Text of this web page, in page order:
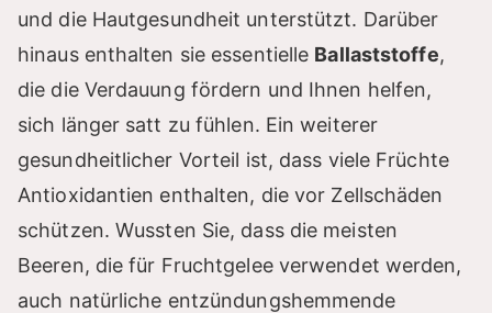
und die Hautgesundheit unterstützt. Darüber
hinaus enthalten sie essentielle Ballaststoffe,
die die Verdauung fördern und Ihnen helfen,
sich länger satt zu fühlen. Ein weiterer
gesundheitlicher Vorteil ist, dass viele Früchte
Antioxidantien enthalten, die vor Zellschäden
schützen. Wussten Sie, dass die meisten
Beeren, die für Fruchtgelee verwendet werden,
auch natürliche entzündungshemmende